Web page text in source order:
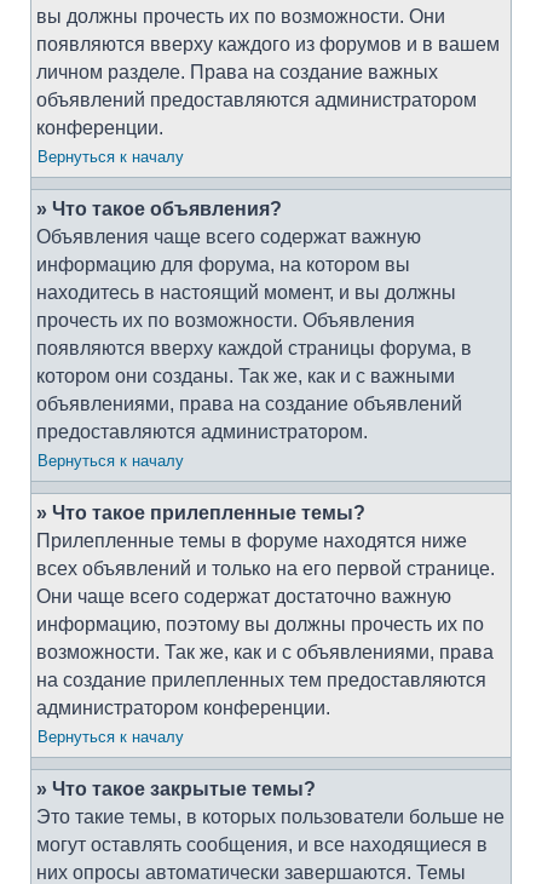
вы должны прочесть их по возможности. Они
появляются вверху каждого из форумов и в вашем
личном разделе. Права на создание важных
объявлений предоставляются администратором
конференции.
Вернуться к началу
» Что такое объявления?
Объявления чаще всего содержат важную
информацию для форума, на котором вы
находитесь в настоящий момент, и вы должны
прочесть их по возможности. Объявления
появляются вверху каждой страницы форума, в
котором они созданы. Так же, как и с важными
объявлениями, права на создание объявлений
предоставляются администратором.
Вернуться к началу
» Что такое прилепленные темы?
Прилепленные темы в форуме находятся ниже
всех объявлений и только на его первой странице.
Они чаще всего содержат достаточно важную
информацию, поэтому вы должны прочесть их по
возможности. Так же, как и с объявлениями, права
на создание прилепленных тем предоставляются
администратором конференции.
Вернуться к началу
» Что такое закрытые темы?
Это такие темы, в которых пользователи больше не
могут оставлять сообщения, и все находящиеся в
них опросы автоматически завершаются. Темы